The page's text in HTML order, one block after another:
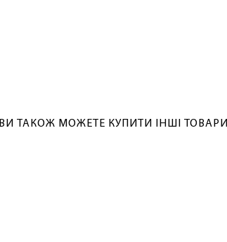
ВИ ТАКОЖ МОЖЕТЕ КУПИТИ ІНШІ ТОВАРИ